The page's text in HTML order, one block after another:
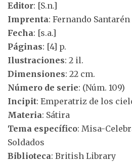
Editor: [S.n.]
Imprenta: Fernando Santarén
Fecha: [s.a.]
Páginas: [4] p.
Ilustraciones: 2 il.
Dimensiones: 22 cm.
Número de serie: (Núm. 109)
Incipit: Emperatriz de los
Materia: Sátira
Tema específico: Misa-
Soldados
Biblioteca: British Library